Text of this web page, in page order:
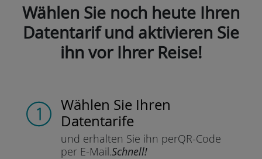
Wählen Sie noch heute Ihren
Datentarif und aktivieren Sie
ihn vor Ihrer Reise!
Wählen Sie Ihren
Datentarife
und erhalten Sie ihn perQR-Code
per E-Mail.Schnell!